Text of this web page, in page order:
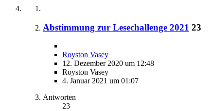
Abstimmung zur Lesechallenge 2021 23
Royston Vasey
12. Dezember 2020 um 12:48
Royston Vasey
4. Januar 2021 um 01:07
Antworten
23